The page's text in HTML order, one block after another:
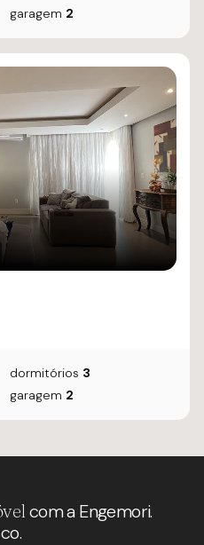
garagem 2
dormitórios 3
garagem 2
com a Engemori.